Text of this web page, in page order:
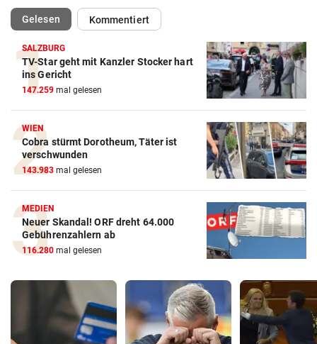
Gelesen(ausgewählt)Kommentiert
SALZBURG
TV-Star geht mit Kanzler Stocker hart
ins Gericht
147.259 mal gelesen
WIEN
Cobra stürmt Dorotheum, Täter ist
verschwunden
143.983 mal gelesen
MEDIEN
Neuer Skandal! ORF dreht 64.000
Gebührenzahlern ab
116.280 mal gelesen